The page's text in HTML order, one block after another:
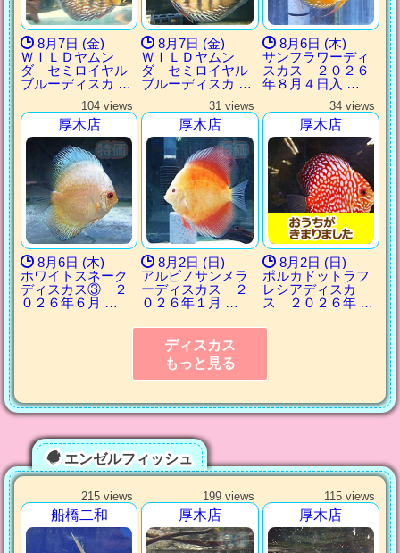
8月7日 (金)
ＷＩＬＤヤムン
ダ セミロイヤル
ブルーディスカ …
8月7日 (金)
ＷＩＬＤヤムン
ダ セミロイヤル
ブルーディスカ …
8月6日 (木)
サンフラワーディ
スカス ２０２６
年８月４日入 …
104 views
厚木店
8月6日 (木)
ホワイトスネーク
ディスカス③ ２
０２６年６月 …
31 views
厚木店
8月2日 (日)
アルビノサンメラ
ーディスカス ２
０２６年１月 …
34 views
厚木店
8月2日 (日)
ポルカドットラフ
レシアディスカ
ス ２０２６年 …
ディスカス
もっと見る
エンゼルフィッシュ
215 views
船橋二和
199 views
厚木店
115 views
厚木店